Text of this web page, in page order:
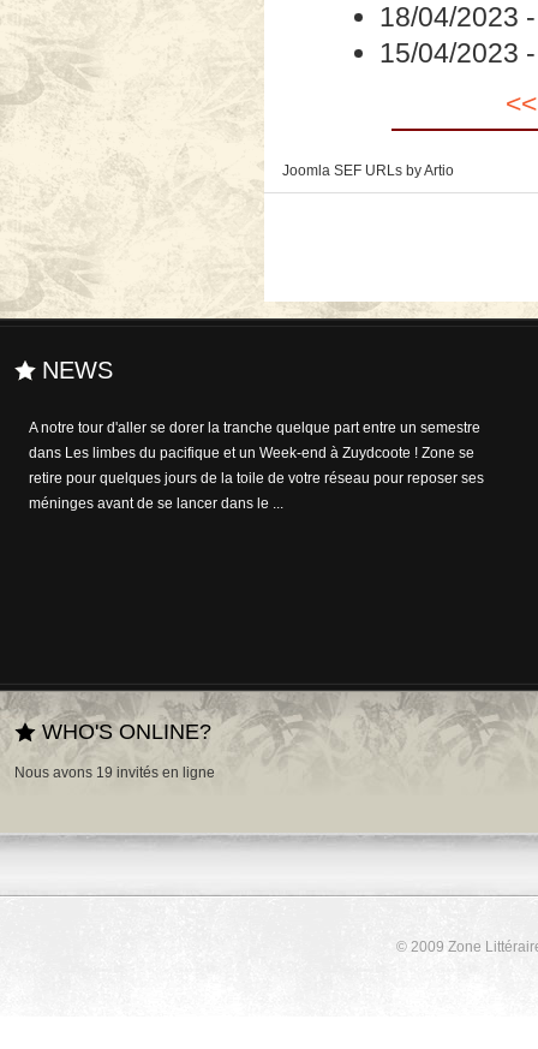
18/04/2023
15/04/2023
Joomla SEF URLs by Artio
NEWS
A notre tour d'aller se dorer la tranche quelque part entre un semestre
dans Les limbes du pacifique et un Week-end à Zuydcoote ! Zone se
retire pour quelques jours de la toile de votre réseau pour reposer ses
méninges avant de se lancer dans le ...
WHO'S ONLINE?
Nous avons 19 invités en ligne
© 2009 Zone